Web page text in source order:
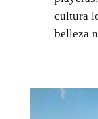
cultura
belleza